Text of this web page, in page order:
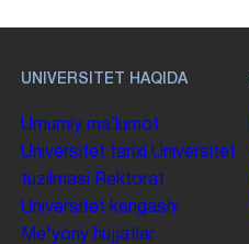
UNIVERSITET HAQIDA
Umumiy maʼlumot
Universitet tarixi Universitet
tuzilmasi
Rektorat
Universitet kengashi
Me'yoriy hujjatlar